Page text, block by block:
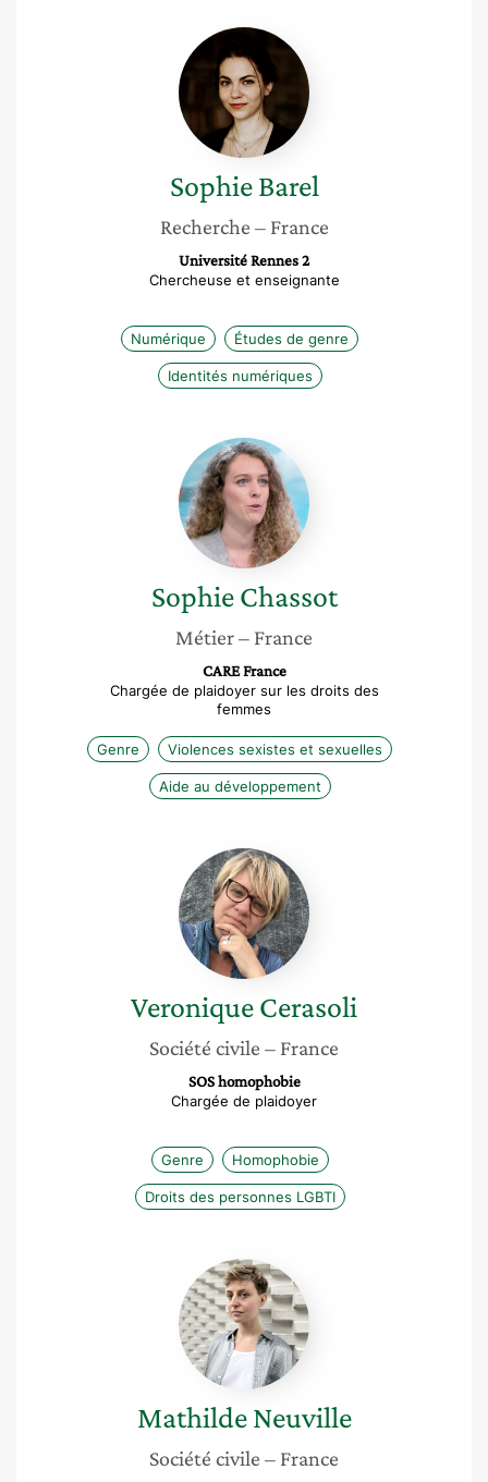
Sophie
Barel
Sophie Barel
Recherche – France
Université Rennes 2
Chercheuse et enseignante
Numérique Études de genre
Identités numériques
Sophie
Chassot
Sophie Chassot
Métier– France
CARE France
Chargée de plaidoyer sur les droits des
femmes
Genre Violences sexistes et sexuelles
Aide au développement
Veronique
Cerasoli
VeroniqueCerasoli
Société civile – France
SOS homophobie
Chargée de plaidoyer
Genre Homophobie
Droits des personnes LGBTI
Mathilde
Neuville
Mathilde Neuville
Société civile – France